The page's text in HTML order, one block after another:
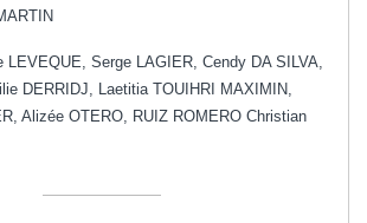
LEVEQUE, Serge LAGIER, Cendy DA SILVA,
DERRIDJ, Laetitia TOUIHRI MAXIMIN,
Alizée OTERO, RUIZ ROMERO Christian